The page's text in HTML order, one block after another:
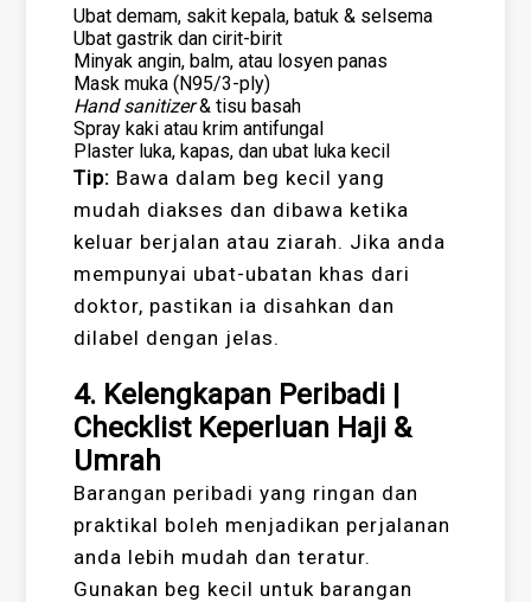
Ubat demam, sakit kepala, batuk & selsema
Ubat gastrik dan cirit-birit
Minyak angin, balm, atau losyen panas
Mask muka (N95/3-ply)
Hand sanitizer& tisu basah
Spray kaki atau krim antifungal
Plaster luka, kapas, dan ubat luka kecil
Tip: Bawa dalam beg kecil yang
mudah diakses dan dibawa ketika
keluar berjalan atau ziarah. Jika anda
mempunyai ubat-ubatan khas dari
doktor, pastikan ia disahkan dan
dilabel dengan jelas.
4. Kelengkapan Peribadi |
Checklist Keperluan Haji &
Umrah
Barangan peribadi yang ringan dan
praktikal boleh menjadikan perjalanan
anda lebih mudah dan teratur.
Gunakan beg kecil untuk barangan